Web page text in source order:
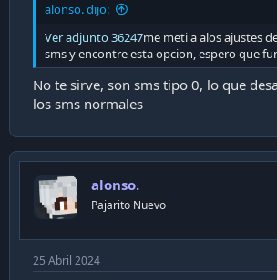
alonso. dijo:
Ver adjunto 36247me meti a alos ajustes
sms y encontre esta opcion, espero que
No te sirve, son sms tipo 0, lo que
los sms normales
alonso.
Pajarito Nuevo
25 Abril 2024